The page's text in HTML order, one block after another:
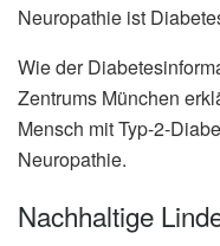
Neuropathie ist
Wie der
Zentrums München
Mensch mit Typ-2-
Neuropathie.
Nachhaltige